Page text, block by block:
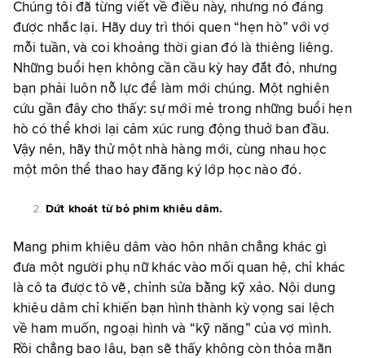
Chúng tôi đã từng viết về điều này, nhưng nó đáng
được nhắc lại. Hãy duy trì thói quen “hẹn hò” với vợ
mỗi tuần, và coi khoảng thời gian đó là thiêng liêng.
Những buổi hẹn không cần cầu kỳ hay đắt đỏ, nhưng
bạn phải luôn nỗ lực để làm mới chúng. Một nghiên
cứu gần đây cho thấy: sự mới mẻ trong những buổi hẹn
hò có thể khơi lại cảm xúc rung động thuở ban đầu.
Vậy nên, hãy thử một nhà hàng mới, cùng nhau học
một môn thể thao hay đăng ký lớp học nào đó.
Dứt khoát từ bỏ phim khiêu dâm.
Mang phim khiêu dâm vào hôn nhân chẳng khác gì
đưa một người phụ nữ khác vào mối quan hệ, chỉ khác
là cô ta được tô vẽ, chỉnh sửa bằng kỹ xảo. Nội dung
khiêu dâm chỉ khiến bạn hình thành kỳ vọng sai lệch
về ham muốn, ngoại hình và “kỹ năng” của vợ mình.
Rồi chẳng bao lâu, bạn sẽ thấy không còn thỏa mãn